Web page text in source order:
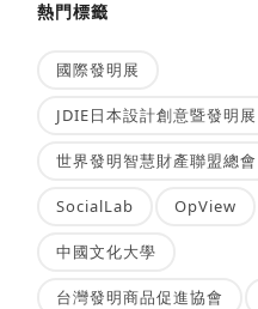
熱門標籤
國際發明展
JDIE日本設計創意暨發明展
世界發明智慧財產聯盟總會
SocialLab OpView
中國文化大學
台灣發明商品促進協會